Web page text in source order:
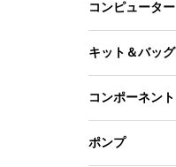
コンピューター
キット＆バッグ
コンポーネント
ポンプ